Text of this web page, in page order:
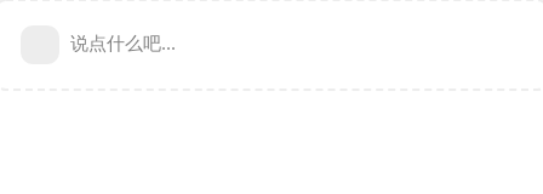
说点什么吧...